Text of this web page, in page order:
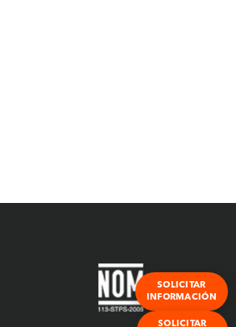
SOLICITAR
INFORMACIÓN
SOLICITAR